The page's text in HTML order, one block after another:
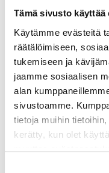
Tämä sivusto käyttää
Käytämme evästeitä
räätälöimiseen,
tukemiseen ja
jaamme sosiaalisen
alan
sivustoamme.
tietoja muihin
kerätty, kun olet
Takaisin
Asiasanat
juhlavuosi